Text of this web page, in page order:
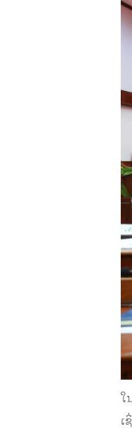
ໃ
ເ